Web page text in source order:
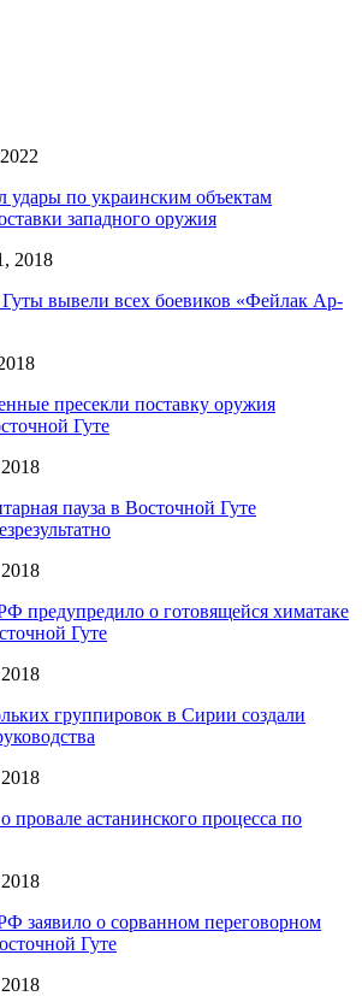
удары по украинским объектам
западного оружия
2018
вывели всех боевиков «Фейлак Ар-
пресекли поставку оружия
Гуте
пауза в Восточной Гуте
предупредило о готовящейся химатаке
Гуте
группировок в Сирии создали
провале астанинского процесса по
заявило о сорванном переговорном
Гуте